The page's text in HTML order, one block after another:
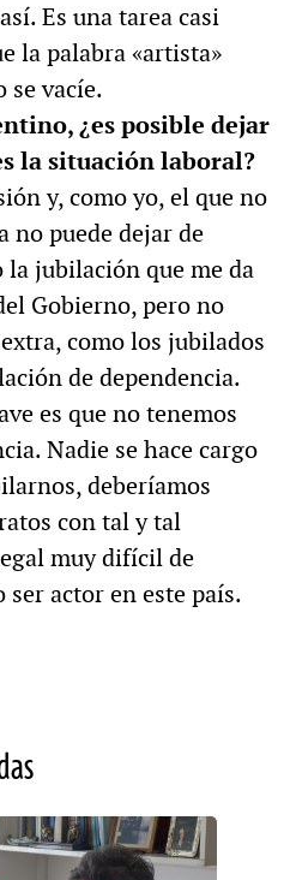
Es una tarea casi
la palabra «artista»
se vacíe.
¿es posible dejar
la situación laboral?
y, como yo, el que no
no puede dejar de
jubilación que me da
Gobierno, pero no
como los jubilados
de dependencia.
es que no tenemos
Nadie se hace cargo
deberíamos
con tal y tal
muy difícil de
ser actor en este país.